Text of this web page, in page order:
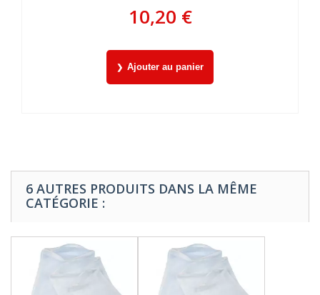
10,20 €
Ajouter au panier
6 AUTRES PRODUITS DANS LA MÊME
CATÉGORIE :